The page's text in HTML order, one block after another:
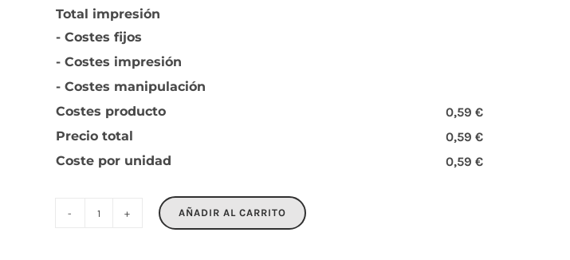
Total impresión
- Costes fijos
- Costes impresión
- Costes manipulación
Costes producto
0,59 €
Precio total
0,59 €
Coste por unidad
0,59 €
AÑADIR AL CARRITO